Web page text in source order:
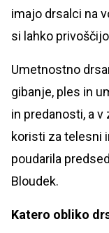
imajo drsalci na
si lahko
Umetnostno
gibanje, ples in
in predanosti, a
koristi za telesni
poudarila
Bloudek.
Katero obliko